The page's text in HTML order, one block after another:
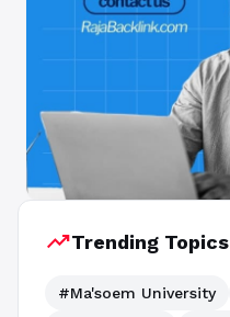
trending_upTrending Topics
#Ma'soem University